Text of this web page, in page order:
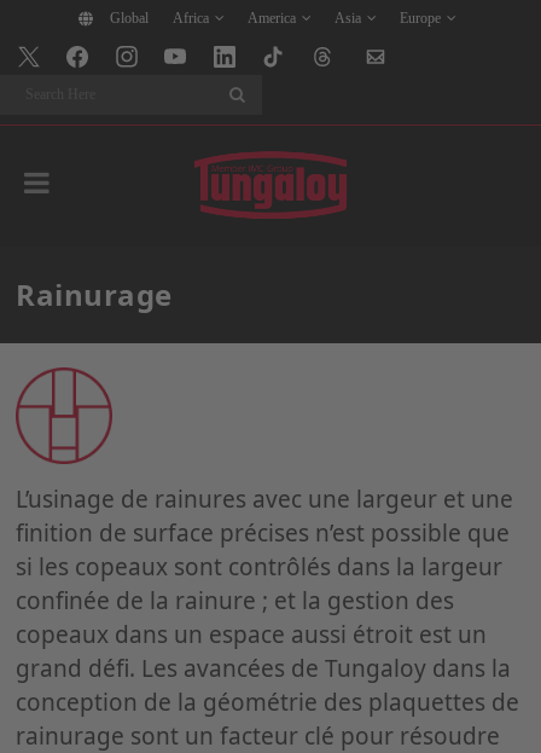
Global Africa America Asia Europe
Rainurage
L’usinage de rainures avec une largeur et une
finition de surface précises n’est possible que
si les copeaux sont contrôlés dans la largeur
confinée de la rainure ; et la gestion des
copeaux dans un espace aussi étroit est un
grand défi. Les avancées de Tungaloy dans la
conception de la géométrie des plaquettes de
rainurage sont un facteur clé pour résoudre